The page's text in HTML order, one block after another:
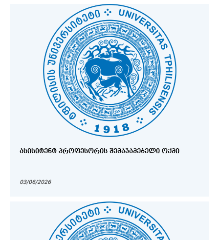
ᲐᲡᲘᲡᲘᲢᲔᲜᲢ ᲞᲠᲝᲤᲔᲡᲝᲠᲘᲡ ᲨᲔᲛᲐᲯᲐᲛᲔᲑᲔᲚᲘ ᲝᲥᲛᲘ
03/06/2026